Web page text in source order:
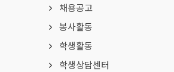
채용공고
봉사활동
학생활동
학생상담센터